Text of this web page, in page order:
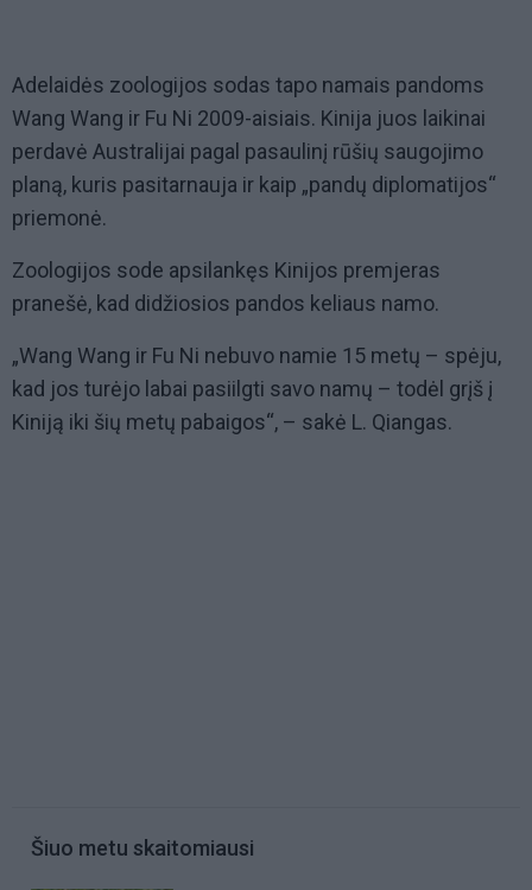
Adelaidės zoologijos sodas tapo namais pandoms
Wang Wang ir Fu Ni 2009-aisiais. Kinija juos laikinai
perdavė Australijai pagal pasaulinį rūšių saugojimo
planą, kuris pasitarnauja ir kaip „pandų diplomatijos“
priemonė.
Zoologijos sode apsilankęs Kinijos premjeras
pranešė, kad didžiosios pandos keliaus namo.
„Wang Wang ir Fu Ni nebuvo namie 15 metų – spėju,
kad jos turėjo labai pasiilgti savo namų – todėl grįš į
Kiniją iki šių metų pabaigos“, – sakė L. Qiangas.
Šiuo metu skaitomiausi